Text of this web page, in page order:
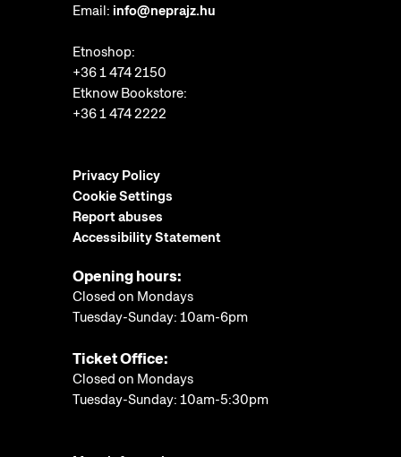
Email: info@neprajz.hu
Etnoshop:
+36 1 474 2150
Etknow Bookstore:
+36 1 474 2222
Privacy Policy
Cookie Settings
Report abuses
Accessibility Statement
Opening hours:
Closed on Mondays
Tuesday-Sunday: 10am-6pm
Ticket Office:
Closed on Mondays
Tuesday-Sunday: 10am-5:30pm